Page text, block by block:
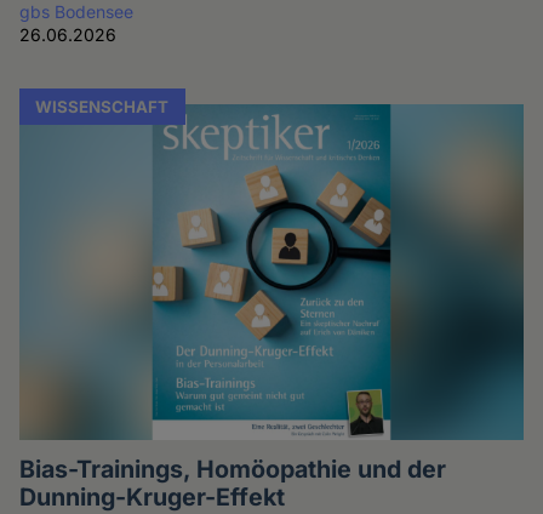
gbs Bodensee
26.06.2026
WISSENSCHAFT
Bias-Trainings, Homöopathie und der
Dunning-Kruger-Effekt